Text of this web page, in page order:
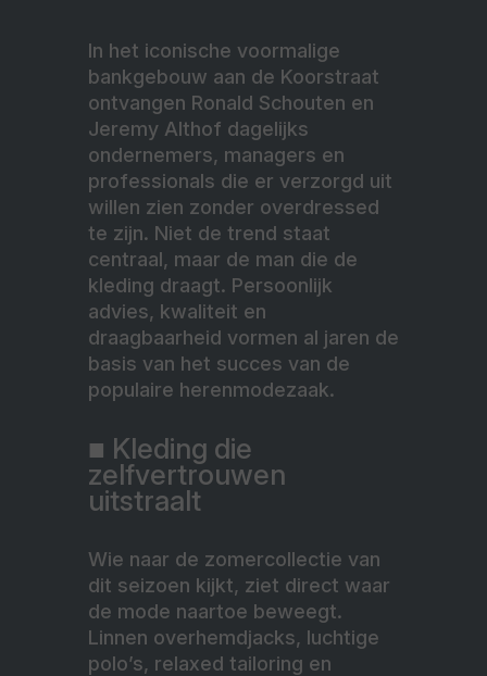
In het iconische voormalige
bankgebouw aan de Koorstraat
ontvangen Ronald Schouten en
Jeremy Althof dagelijks
ondernemers, managers en
professionals die er verzorgd uit
willen zien zonder overdressed
te zijn. Niet de trend staat
centraal, maar de man die de
kleding draagt. Persoonlijk
advies, kwaliteit en
draagbaarheid vormen al jaren de
basis van het succes van de
populaire herenmodezaak.
■ Kleding die
zelfvertrouwen
uitstraalt
Wie naar de zomercollectie van
dit seizoen kijkt, ziet direct waar
de mode naartoe beweegt.
Linnen overhemdjacks, luchtige
polo’s, relaxed tailoring en